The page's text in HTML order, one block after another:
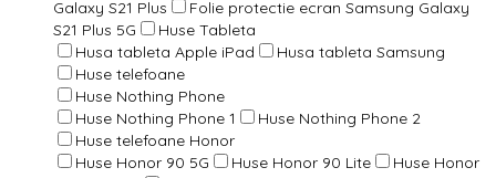
Galaxy S21 Plus
Folie protectie ecran Samsung Galaxy
S21 Plus 5G
Huse Tableta
Husa tableta Apple iPad
Husa tableta Samsung
Huse telefoane
Huse Nothing Phone
Huse Nothing Phone 1
Huse Nothing Phone 2
Huse telefoane Honor
Huse Honor 90 5G
Huse Honor 90 Lite
Huse Honor